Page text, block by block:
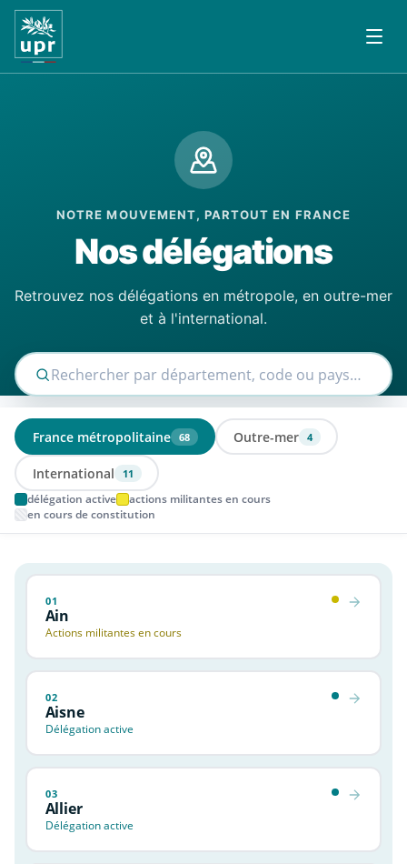
NOTRE MOUVEMENT, PARTOUT EN FRANCE
Nos délégations
Retrouvez nos délégations en métropole, en outre-mer
et à l'international.
France métropolitaine 68 Outre-mer 4
International 11
délégation active
actions militantes en cours
en cours de constitution
01
Ain
Actions militantes en cours
02
Aisne
Délégation active
03
Allier
Délégation active